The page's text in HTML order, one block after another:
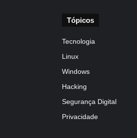
Tópicos
Tecnologia
Linux
Windows
Hacking
Segurança Digital
Privacidade